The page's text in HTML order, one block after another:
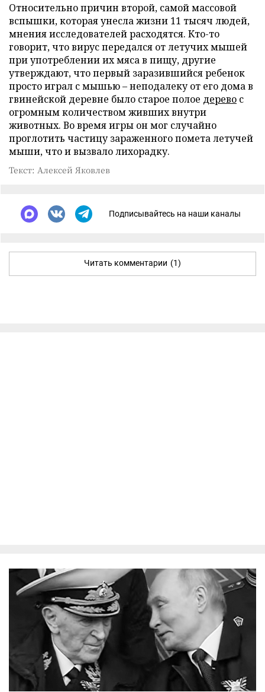
Относительно причин второй, самой массовой
вспышки, которая унесла жизни 11 тысяч людей,
мнения исследователей расходятся. Кто-то
говорит, что вирус передался от летучих мышей
при употреблении их мяса в пищу, другие
утверждают, что первый заразившийся ребенок
просто играл с мышью – неподалеку от его дома в
гвинейской деревне было старое полое дерево с
огромным количеством живших внутри
животных. Во время игры он мог случайно
проглотить частицу зараженного помета летучей
мыши, что и вызвало лихорадку.
Текст: Алексей Яковлев
Подписывайтесь на наши каналы
Читать комментарии (1)